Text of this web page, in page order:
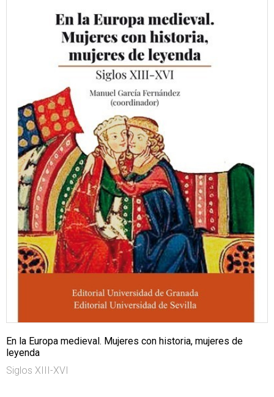
En la Europa medieval. Mujeres con historia, mujeres de
leyenda
Siglos XIII-XVI